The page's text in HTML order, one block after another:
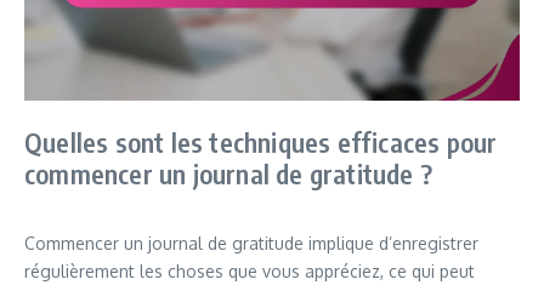
Quelles sont les techniques efficaces pour
commencer un journal de gratitude ?
Commencer un journal de gratitude implique d’enregistrer
régulièrement les choses que vous appréciez, ce qui peut